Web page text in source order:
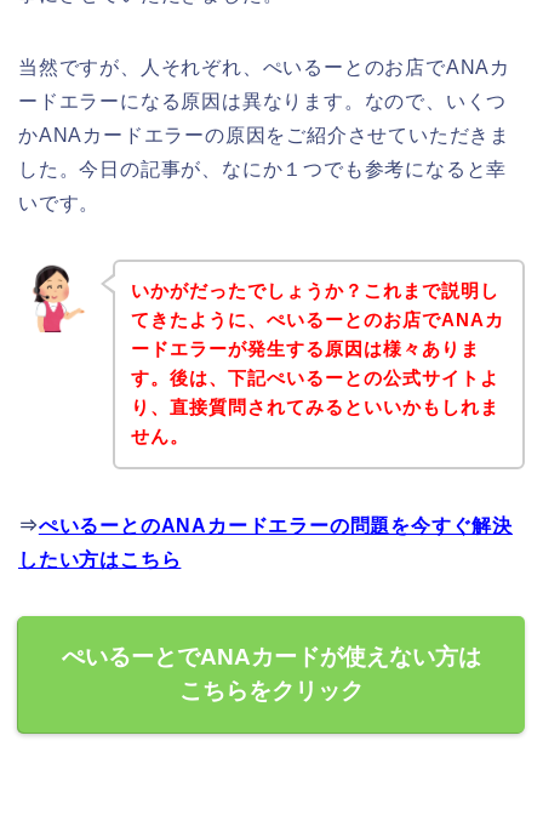
当然ですが、人それぞれ、ぺいるーとのお店でANAカ
ードエラーになる原因は異なります。なので、いくつ
かANAカードエラーの原因をご紹介させていただきま
した。今日の記事が、なにか１つでも参考になると幸
いです。
いかがだったでしょうか？これまで説明し
てきたように、ぺいるーとのお店でANAカ
ードエラーが発生する原因は様々ありま
す。後は、下記ぺいるーとの公式サイトよ
り、直接質問されてみるといいかもしれま
せん。
⇒ぺいるーとのANAカードエラーの問題を今すぐ解決
したい方はこちら
ぺいるーとでANAカードが使えない方は
こちらをクリック